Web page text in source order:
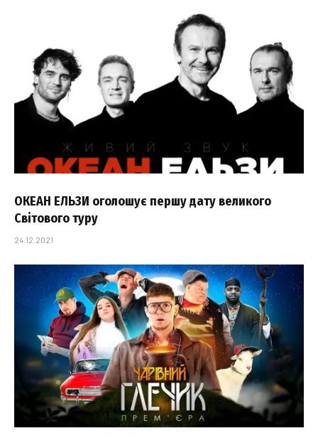
ОКЕАН ЕЛЬЗИ оголошує першу дату великого
Світового туру
24.12.2021